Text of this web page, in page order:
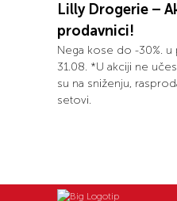
Lilly Drogerie –
prodavnici!
Nega kose do -30%.
31.08. *U akciji ne
su na sniženju,
setovi.